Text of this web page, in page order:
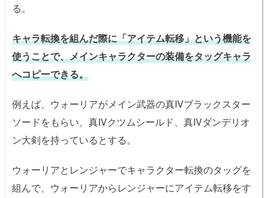
る。
キャラ転換を組んだ際に「アイテム転移」という機能を
使うことで、メインキャラクターの装備をタッグキャラ
へコピーできる。
例えば、ウォーリアがメイン武器の真IVブラックスター
ソードをもらい、真IVクツムシールド、真IVダンデリオ
ン大剣を持っているとする。
ウォーリアとレンジャーでキャラクター転換のタッグを
組んで、ウォーリアからレンジャーにアイテム転移をす